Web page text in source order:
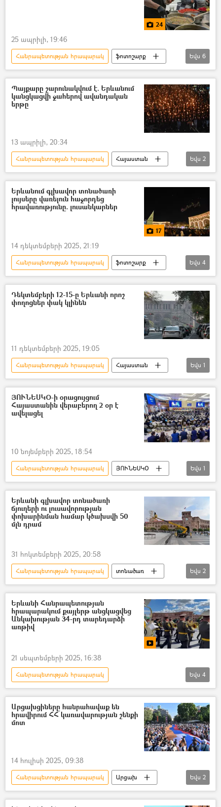
24
25 ապրիլի, 19:46
Հանրապետության հրապարակ
ֆոտոշարք
Լուսանկարներ
Լուսանկար
Քաղաքացու օր
Երևան
Նիկոլ Փաշինյան
խորոված
Եվս 6
Պայքարը շարունակվում է. Երևանում
կանցկացվի ջահերով ավանդական
երթը
13 ապրիլի, 20:34
Հանրապետության հրապարակ
Հայաստան
ջահերով երթ
Երևան
Եվս 2
Երևանում գլխավոր տոնածառի
լույսերը վառելուն հաջորդեց
հրավառությունը. լուսանկարներ
17
14 դեկտեմբերի 2025, 21:19
Հանրապետության հրապարակ
ֆոտոշարք
Լուսանկարներ
Լուսանկար
Երևան
տոնածառ
Եվս 4
Դեկտեմբերի 12-15-ը Երևանի որոշ
փողոցներ փակ կլինեն
11 դեկտեմբերի 2025, 19:05
Հանրապետության հրապարակ
Հայաստան
փողոց
Եվս 1
ՅՈՒՆԵՍԿՕ-ի օրացույցում
Հայաստանին վերաբերող 2 օր է
ավելացել
10 նոյեմբերի 2025, 18:54
Հանրապետության հրապարակ
ՅՈՒՆԵՍԿՕ
Հրաչյա Աճառյան
Եվս 1
Երևանի գլխավոր տոնածառի
ճյուղերի ու լուսավորության
փոխարինման համար կծախսվի 50
մլն դրամ
31 հոկտեմբերի 2025, 20:58
Հանրապետության հրապարակ
տոնածառ
Երևան
Երևանի քաղաքապետարան
Եվս 2
Երևանի Հանրապետության
հրապարակում քայլերթ անցկացվեց
Անկախության 34-րդ տարեդարձի
առթիվ
21 սեպտեմբերի 2025, 16:38
Հանրապետության հրապարակ
Անկախության օր
Երևան
Հայաստան
Տեսանյութեր
տեսանյութ
Եվս 4
Արցախցիները հանրահավաք են
հրավիրում ՀՀ կառավարության շենքի
մոտ
14 հուլիսի 2025, 09:38
Հանրապետության հրապարակ
Արցախ
Բողոքի ակցիա
հանրահավաք
Եվս 2